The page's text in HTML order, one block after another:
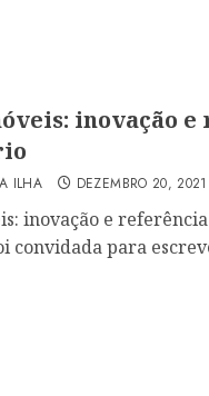
inovação
ILHA DEZEMBRO 20, 2021
inovação e
convidada para